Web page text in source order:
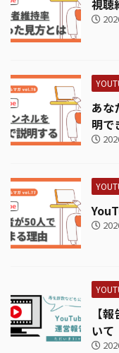
視聴
あな
明で
【
いて